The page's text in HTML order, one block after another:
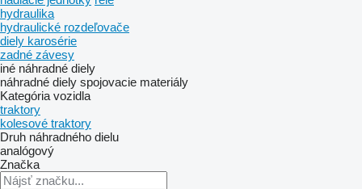
hydraulika
hydraulické rozdeľovače
diely karosérie
zadné závesy
iné náhradné diely
náhradné diely spojovacie materiály
Kategória vozidla
traktory
kolesové traktory
Druh náhradného dielu
analógový
Značka